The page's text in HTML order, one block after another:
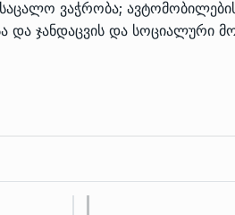
ვაჭრობა;
ჯანდაცვის და სოციალური